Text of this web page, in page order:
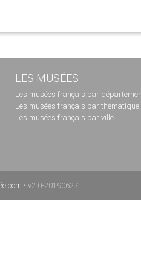
LES MUSÉES
Les musées français par
Les musées français par thématique
Les musées français par ville
• v2.0-20190627